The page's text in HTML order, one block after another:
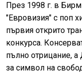
През 1998 г. в
"Евровизия" с поп
първия открито
конкурса.
пълно отрицание,
за символ на